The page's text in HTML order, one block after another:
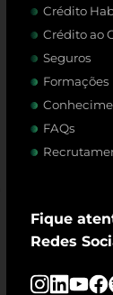
Crédito
Crédito ao
Seguros
Formações
FAQs
Fique
Redes